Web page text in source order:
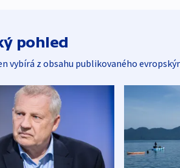
pohled
vybírá z obsahu publikovaného